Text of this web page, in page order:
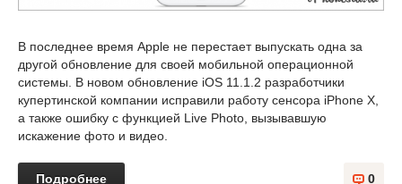
В последнее время Apple не перестает выпускать одна за
другой обновление для своей мобильной операционной
системы. В новом обновление iOS 11.1.2 разработчики
купертинской компании исправили работу сенсора iPhone X,
а также ошибку с функцией Live Photo, вызывавшую
искажение фото и видео.
Подробнее 0